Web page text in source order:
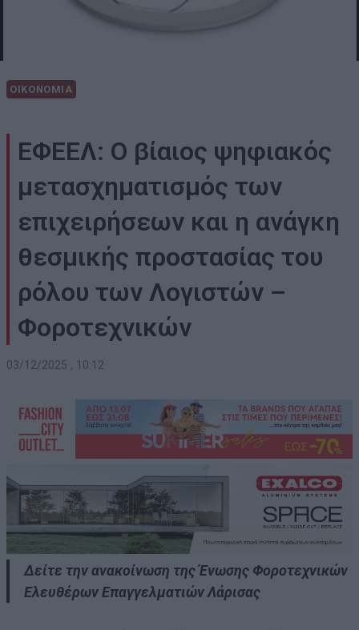
ΟΙΚΟΝΟΜΙΑ
ΕΦΕΕΛ: Ο βίαιος ψηφιακός
μετασχηματισμός των
επιχειρήσεων και η ανάγκη
θεσμικής προστασίας του
ρόλου των Λογιστών –
Φοροτεχνικών
03/12/2025 , 10:12
Δείτε την ανακοίνωση της Ένωσης Φοροτεχνικών
Ελευθέρων Επαγγελματιών Λάρισας